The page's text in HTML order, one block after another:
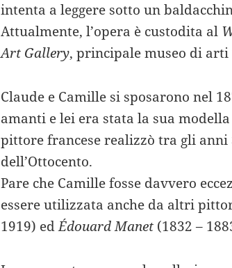
intenta a leggere sotto un
Attualmente, l’opera è custodita al
Art Gallery, principale museo di
Claude e Camille si sposarono nel
amanti e lei era stata la sua
pittore francese realizzò tra gli anni
dell’Ottocento.
Pare che Camille fosse davvero
essere utilizzata anche da altri
1919) edÉdouard Manet (1832 –